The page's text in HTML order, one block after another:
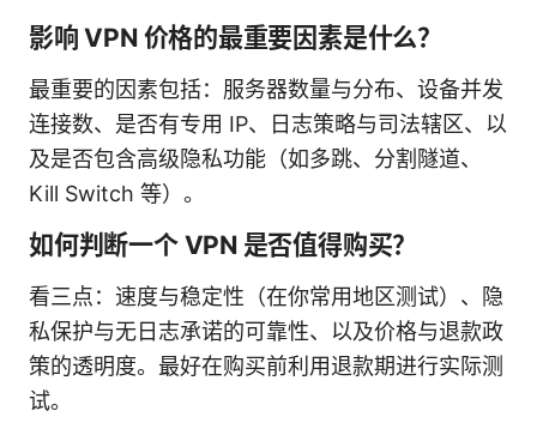
影响 VPN 价格的最重要因素是什么？
最重要的因素包括：服务器数量与分布、设备并发
连接数、是否有专用 IP、日志策略与司法辖区、以
及是否包含高级隐私功能（如多跳、分割隧道、
Kill Switch 等）。
如何判断一个 VPN 是否值得购买？
看三点：速度与稳定性（在你常用地区测试）、隐
私保护与无日志承诺的可靠性、以及价格与退款政
策的透明度。最好在购买前利用退款期进行实际测
试。